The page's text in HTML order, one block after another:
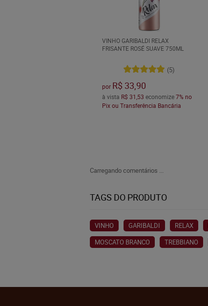
VINHO GARIBALDI RELAX
FRISANTE ROSÉ SUAVE 750ML
(5)
por R$ 33,90
à vista R$ 31,53 economize7% no
Pix ou Transferência Bancária
Carregando comentários ...
TAGS DO PRODUTO
VINHO GARIBALDI RELAX
MOSCATO BRANCO
TREBBIANO